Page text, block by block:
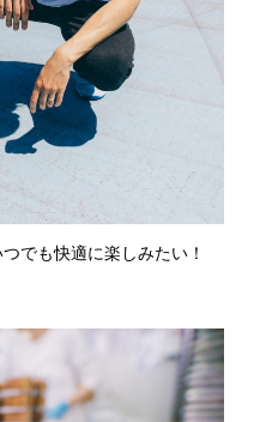
でも快適に楽しみたい！